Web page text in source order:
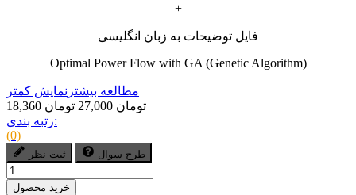
+
فایل توضیحات به زبان انگلیسی
Optimal Power Flow with GA (Genetic Algorithm)
مطالعه بیشتر نمایش کمتر
18,360 تومان 27,000 تومان
رتبه بندی:
(0)
ثبت نظر طرح سوال
خرید محصول